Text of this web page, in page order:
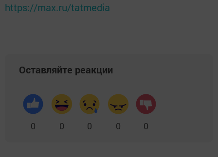
https://max.ru/tatmedia
Оставляйте реакции
0 0 0 0 0